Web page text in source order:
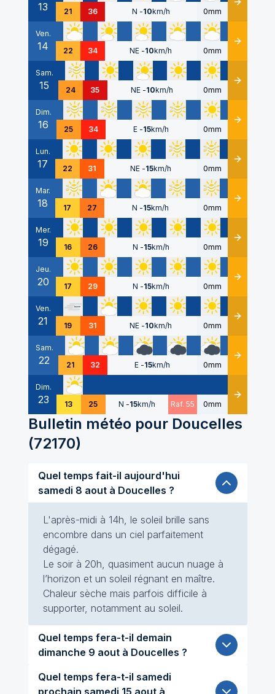
13 21 36 N -10km/h 0mm Détails
Ven.
14 22 34 NE -10km/h 0mm Détails
Sam.
15 24 35 NE -10km/h 0mm Détails
Dim.
16 25 34 E -15km/h 0mm Détails
Lun.
17 22 31 NE -15km/h 0mm Détails
Mar.
18 17 27 N -15km/h 0mm Détails
Mer.
19 16 26 N -15km/h 0mm Détails
Jeu.
20 17 29 N -15km/h 0mm Détails
Ven.
21 19 31 NE -10km/h 0mm Détails
Sam.
22 21 32 E -15km/h 0mm Détails
Dim.
23 13 25 N -15km/h Raf. 55 0mm Détails
Bulletin météo pour Doucelles
(72170)
Quel temps fait-il aujourd'hui
samedi 8 aout à Doucelles ?
L'après-midi à 14h, le soleil brille sans
encombre dans un ciel parfaitement
dégagé.
Le soir à 20h, quasiment aucun nuage à
l’horizon et un soleil régnant en maître.
Chaleur sèche mais parfois difficile à
supporter, notamment au soleil.
Quel temps fera-t-il demain
dimanche 9 aout à Doucelles ?
Quel temps fera-t-il samedi
prochain samedi 15 aout à